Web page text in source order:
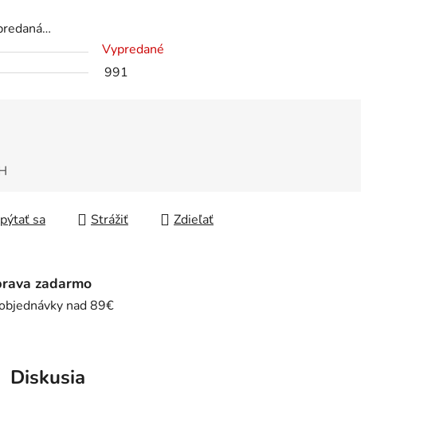
Vypredané
991
sa Strážiť Zdieľať
zadarmo
nad 89€
Diskusia